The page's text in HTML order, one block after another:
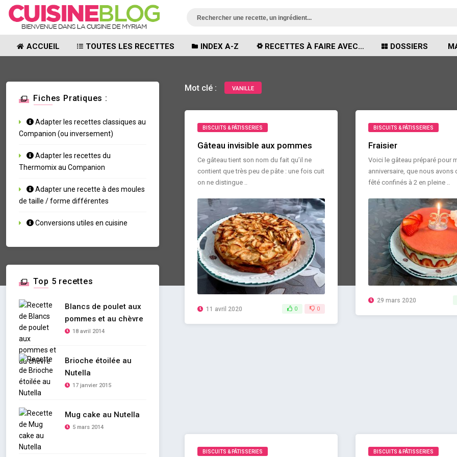
ACCUEIL TOUTES LES RECETTES INDEX A-Z RECETTES À FAIRE AVEC… DOSSIERS
Mot clé : VANILLE
BISCUITS & PÂTISSERIES
Gâteau invisible aux pommes
Ce gâteau tient son nom du fait qu’il ne
contient que très peu de pâte : une fois cuit
on ne distingue ..
11 avril 2020 0 0
BISCUITS & PÂTISSERIES
Fraisier
Voici le gâteau préparé pour
anniversaire, que nous avons
fêté confinés à 2 en pleine ..
29 mars 2020
BISCUITS & PÂTISSERIES BISCUITS & PÂTISSERIES
Fiches Pratiques :
Adapter les recettes classiques au
Companion (ou inversement)
Adapter les recettes du
Thermomix au Companion
Adapter une recette à des moules
de taille / forme différentes
Conversions utiles en cuisine
Top 5 recettes
Blancs de poulet aux
pommes et au chèvre
18 avril 2014
Brioche étoilée au
Nutella
17 janvier 2015
Mug cake au Nutella
5 mars 2014